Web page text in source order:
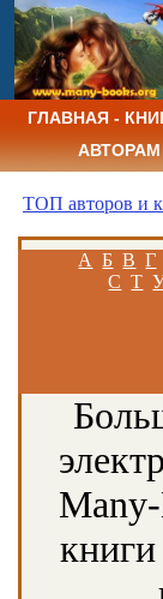
ГЛАВНАЯ -
АВТОРАМ
ТОП авторов и
А Б В Г
С Т
книги